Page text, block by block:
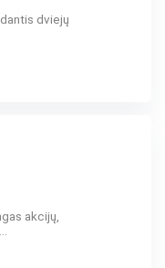
dviejų
akcijų,